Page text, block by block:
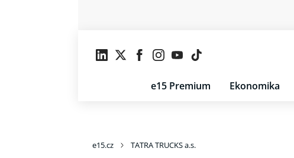
e15 Premium Ekonomika
e15.cz TATRA TRUCKS a.s.